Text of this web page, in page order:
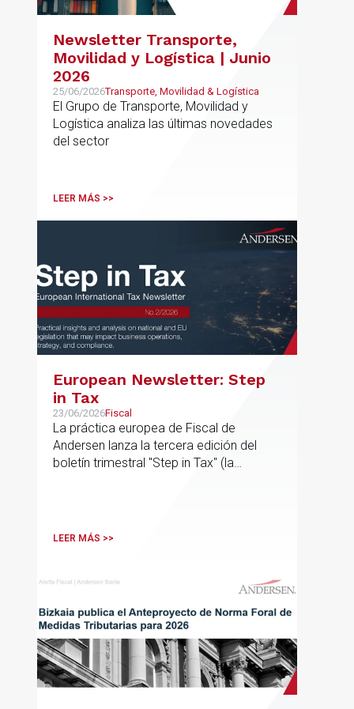
Newsletter Transporte,
Movilidad y Logística | Junio
2026
25/06/2026Transporte, Movilidad & Logística
El Grupo de Transporte, Movilidad y
Logística analiza las últimas novedades
del sector
LEER MÁS >>
European Newsletter: Step
in Tax
23/06/2026Fiscal
La práctica europea de Fiscal de
Andersen lanza la tercera edición del
boletín trimestral "Step in Tax" (la
internacionales de la UE
LEER MÁS >>